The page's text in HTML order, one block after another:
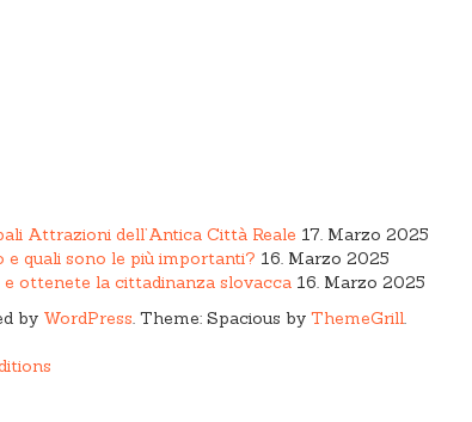
Attrazioni dell’Antica Città Reale 17. Marzo 2025
e quali sono le più importanti? 16. Marzo 2025
e ottenete la cittadinanza slovacca 16. Marzo 2025
by WordPress. Theme: Spacious by ThemeGrill.